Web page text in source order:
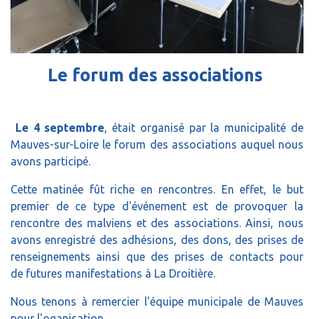
Le forum des associations
Le 4 septembre, était organisé par la municipalité de
Mauves-sur-Loire le forum des associations auquel nous
avons participé.
Cette matinée fût riche en rencontres. En effet, le but
premier de ce type d'événement est de provoquer la
rencontre des malviens et des associations. Ainsi, nous
avons enregistré des adhésions, des dons, des prises de
renseignements ainsi que des prises de contacts pour
de futures manifestations à La Droitière.
Nous tenons à remercier l'équipe municipale de Mauves